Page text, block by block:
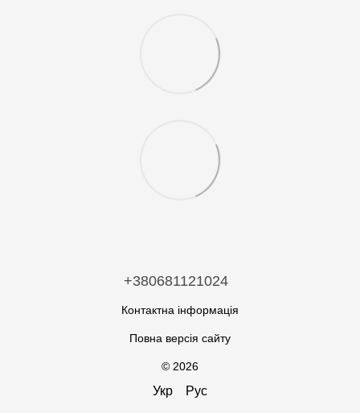
+380681121024
Контактна інформація
Повна версія сайту
© 2026
Укр Рус